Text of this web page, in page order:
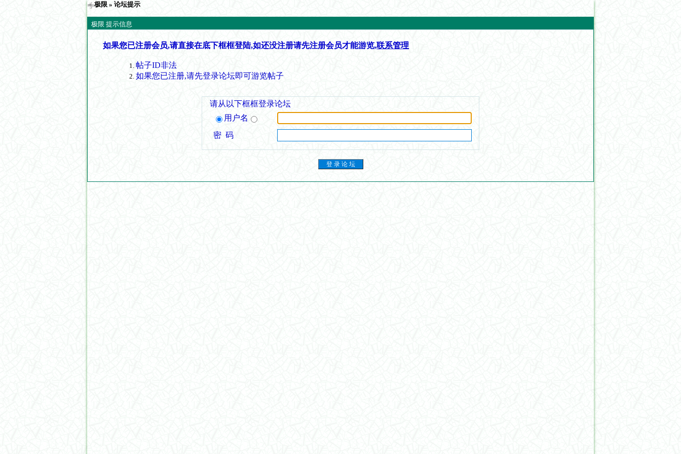
极限 » 论坛提示
极限 提示信息
如果您已注册会员,请直接在底下框框登陆,如还没注册请先注册会员才能游览,联系管理
帖子ID非法
如果您已注册,请先登录论坛即可游览帖子
请从以下框框登录论坛
用户名
密 码